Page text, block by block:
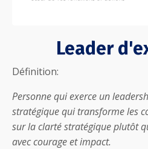
Leader
Définition:
Personne qui exerce un
stratégique qui transforme les
sur la clarté stratégique plutôt
avec courage et impact.